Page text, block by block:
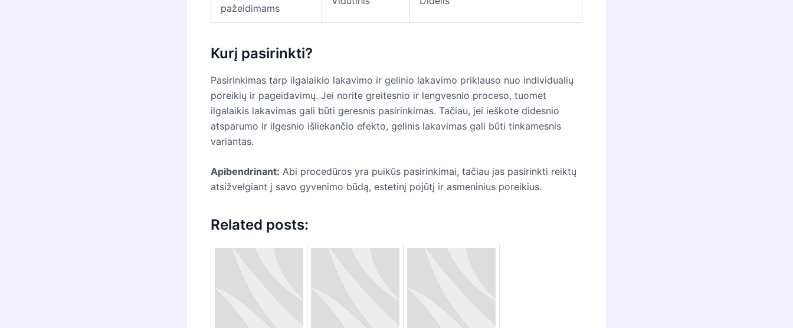
pažeidimams
Kurį pasirinkti?
Pasirinkimas tarp ilgalaikio lakavimo ir gelinio lakavimo priklauso nuo individualių
poreikių ir pageidavimų. Jei norite greitesnio ir lengvesnio proceso, tuomet
ilgalaikis lakavimas gali būti geresnis pasirinkimas. Tačiau, jei ieškote didesnio
atsparumo ir ilgesnio išliekančio efekto, gelinis lakavimas gali būti tinkamesnis
variantas.
Apibendrinant: Abi procedūros yra puikūs pasirinkimai, tačiau jas pasirinkti reiktų
atsižvelgiant į savo gyvenimo būdą, estetinį pojūtį ir asmeninius poreikius.
Related posts: